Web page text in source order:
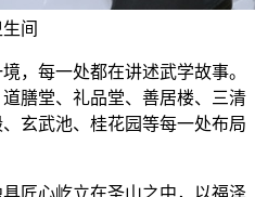
间
，每一处都在讲述武学故事。
膳堂、礼品堂、善居楼、三清
玄武池、桂花园等每一处布局
匠心屹立在圣山之中，以福泽